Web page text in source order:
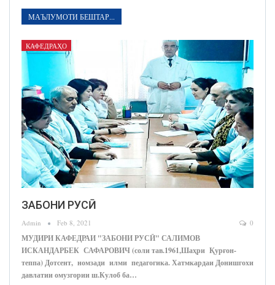
МАЪЛУМОТИ БЕШТАР...
КАФЕДРАҲО
ЗАБОНИ РУСӢ
Admin Feb 8, 2021 0
МУДИРИ КАФЕДРАИ "ЗАБОНИ РУСӢ" САЛИМОВ
ИСКАНДАРБЕК САФАРОВИЧ (соли тав.1961,Шаҳри Қурғон-
теппа) Дотсент, номзади илми педагогика. Хатмкардаи Донишгохи
давлатии омузгории ш.Кулоб ба…